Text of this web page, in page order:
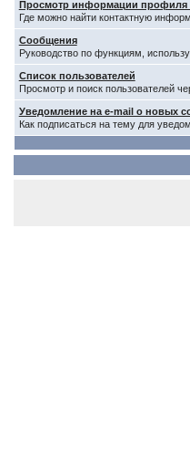
Просмотр информации профиля
Где можно найти контактную
Сообщения
Руководство по функциям,
Список пользователей
Просмотр и поиск пользователей
Уведомление на e-mail о новых
Как подписаться на тему для